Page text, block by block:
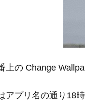
上の Change
アプリ名の通り18